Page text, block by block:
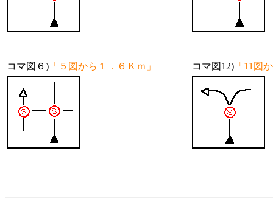
コマ図６) 「５図から１．６Ｋｍ」 コマ図12) 「11図